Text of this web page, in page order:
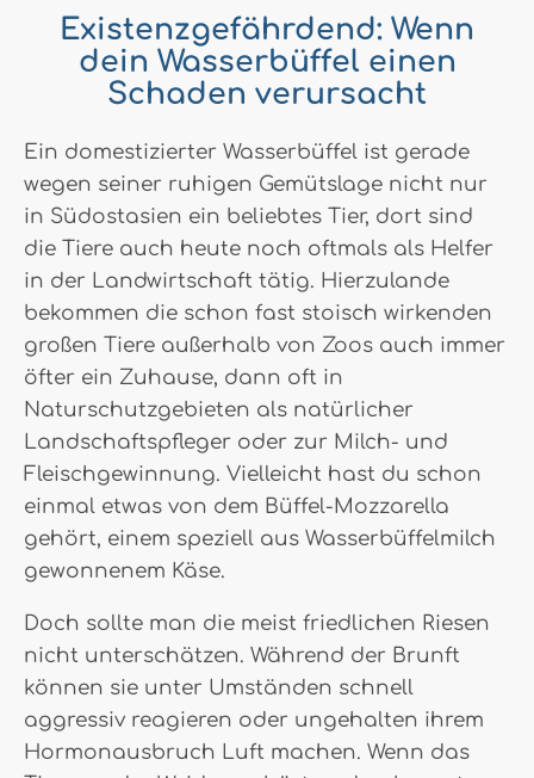
Existenzgefährdend: Wenn
dein Wasserbüffel einen
Schaden verursacht
Ein domestizierter Wasserbüffel ist gerade
wegen seiner ruhigen Gemütslage nicht nur
in Südostasien ein beliebtes Tier, dort sind
die Tiere auch heute noch oftmals als Helfer
in der Landwirtschaft tätig. Hierzulande
bekommen die schon fast stoisch wirkenden
großen Tiere außerhalb von Zoos auch immer
öfter ein Zuhause, dann oft in
Naturschutzgebieten als natürlicher
Landschaftspfleger oder zur Milch- und
Fleischgewinnung. Vielleicht hast du schon
einmal etwas von dem Büffel-Mozzarella
gehört, einem speziell aus Wasserbüffelmilch
gewonnenem Käse.
Doch sollte man die meist friedlichen Riesen
nicht unterschätzen. Während der Brunft
können sie unter Umständen schnell
aggressiv reagieren oder ungehalten ihrem
Hormonausbruch Luft machen. Wenn das